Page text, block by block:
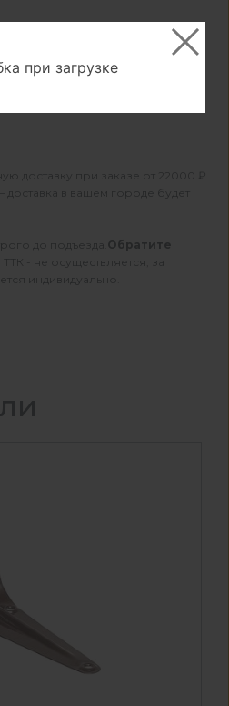
металл
доставку при заказе от 22000 ₽.
доставка в вашем городе будет
до подъезда. Обратите
ТТК - не осуществляется, за
индивидуально.
при загрузке